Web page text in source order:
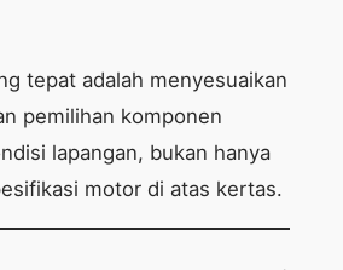
tepat adalah menyesuaikan
pemilihan komponen
lapangan, bukan hanya
motor di atas kertas.